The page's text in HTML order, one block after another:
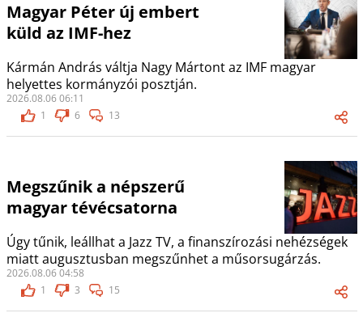
Magyar Péter új embert
küld az IMF-hez
Kármán András váltja Nagy Mártont az IMF magyar
helyettes kormányzói posztján.
2026.08.06 06:11
1
6 13
Megszűnik a népszerű
magyar tévécsatorna
Úgy tűnik, leállhat a Jazz TV, a finanszírozási nehézségek
miatt augusztusban megszűnhet a műsorsugárzás.
2026.08.06 04:58
1
3 15